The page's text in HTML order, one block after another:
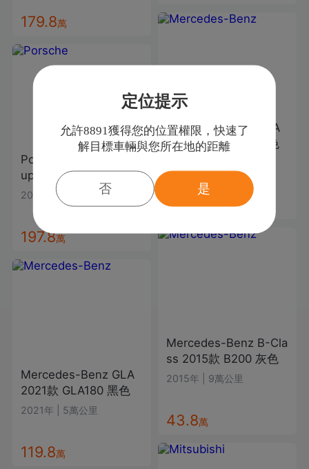
179.8萬
Porsche
upe
2020款 白色
2019年 | 9.4萬公里
197.8萬
Mercedes-Benz GLA
2021款 GLA180 黑色
2021年 5萬公里
119.8萬
Mercedes-Benz
CLA
2022款 CLA200 白色
138.8萬
Mercedes-Benz B-Cla
ss 2015款 B200 灰色
2015年 9萬公里
43.8萬
定位提示
允許8891獲得您的位置權限，快速了
解目標車輛與您所在地的距離
否 是